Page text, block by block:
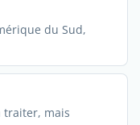
du Sud,
traiter, mais